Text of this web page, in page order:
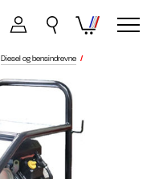
Diesel og bensindrevne /